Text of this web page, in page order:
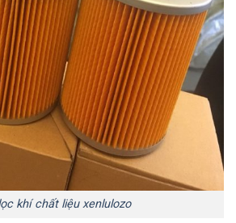
khí chất liệu xenlulozo